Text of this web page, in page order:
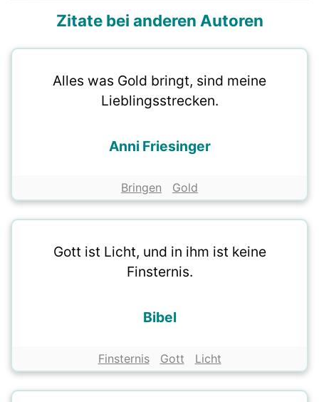
Zitate bei anderen Autoren
Alles was Gold bringt, sind meine
Lieblingsstrecken.
Anni Friesinger
Bringen Gold
Gott ist Licht, und in ihm ist keine
Finsternis.
Bibel
Finsternis Gott Licht